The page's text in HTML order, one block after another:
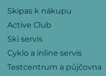
Skipas k nákupu
Active Club
Ski servis
Cyklo a inline servis
Testcentrum a půjčovna